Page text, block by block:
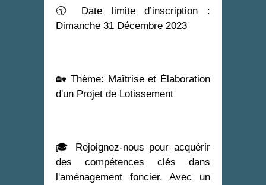
🕥 Date limite d’inscription :
Dimanche 31 Décembre 2023
🏡 Thème: Maîtrise et Élaboration
d'un Projet de Lotissement
🎓 Rejoignez-nous pour acquérir
des compétences clés dans
l'aménagement foncier. Avec un